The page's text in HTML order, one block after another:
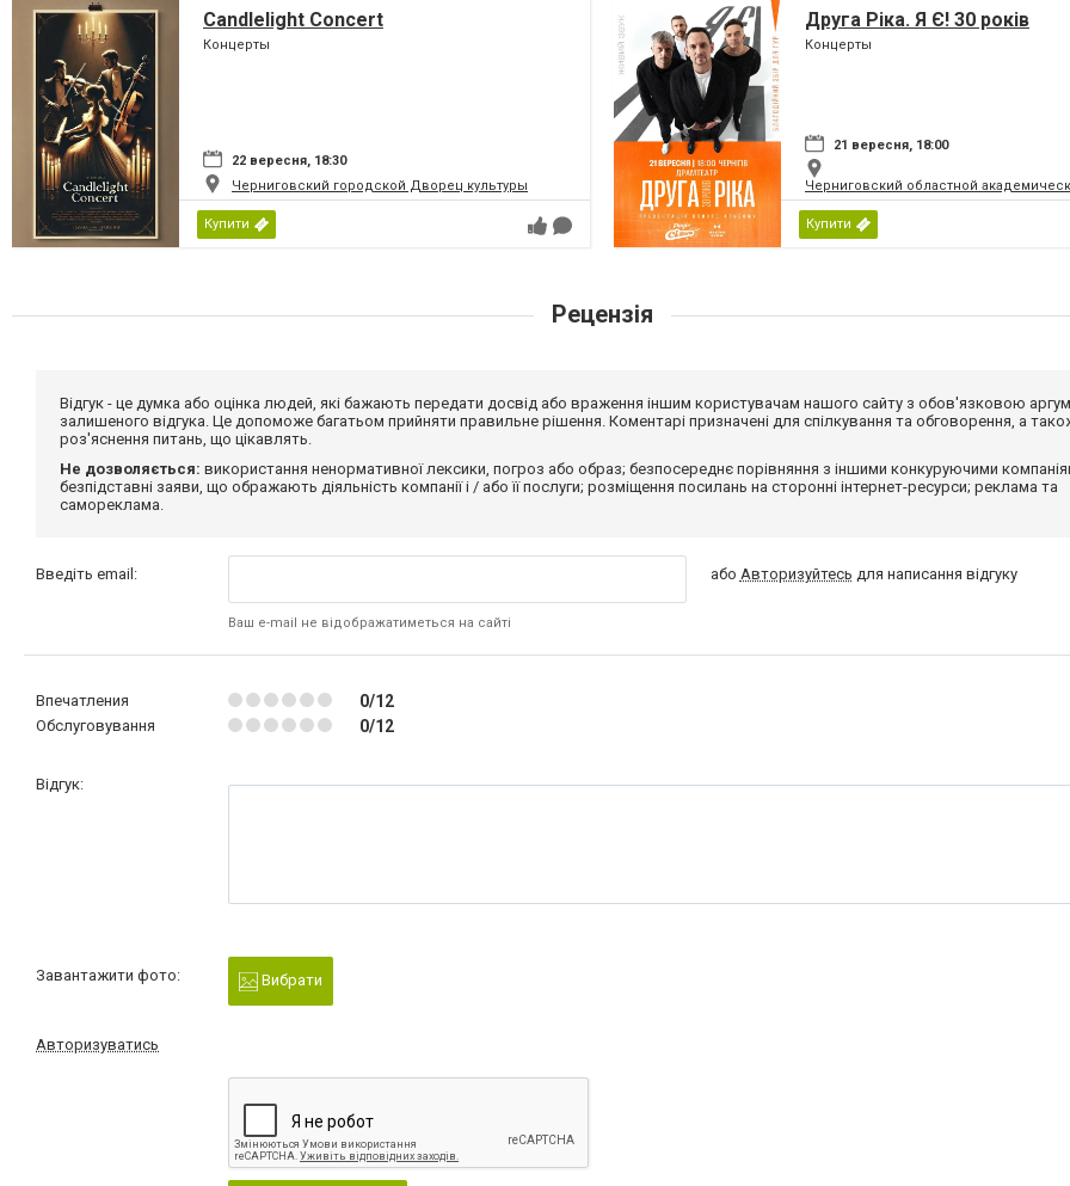
Candlelight Concert
Концерты
22 вересня, 18:30
Черниговский городской Дворец культуры
Купити
Друга Ріка. Я Є! 30 років
Концерты
21 вересня, 18:00
Черниговский областной
Купити
Рецензія
Відгук - це думка або оцінка людей, які бажають передати досвід або враження іншим користувачам нашого сайту з обов'язковою
залишеного відгука. Це допоможе багатьом прийняти правильне рішення. Коментарі призначені для спілкування та обговорення, а
роз'яснення питань, що цікавлять.
Не дозволяється: використання ненормативної лексики, погроз або образ; безпосереднє порівняння з іншими конкуруючими
безпідставні заяви, що ображають діяльність компанії і / або її послуги; розміщення посилань на сторонні інтернет-ресурси; реклама та
самореклама.
Введіть email:
Ваш e-mail не відображатиметься на сайті
або Авторизуйтесь для написання відгуку
Впечатления 0/12
Обслуговування 0/12
Відгук:
Завантажити фото: Вибрати
Авторизуватись